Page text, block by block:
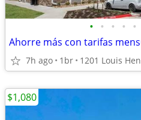
• • • • •
7h ago 1br 1201 Louis
$1,080